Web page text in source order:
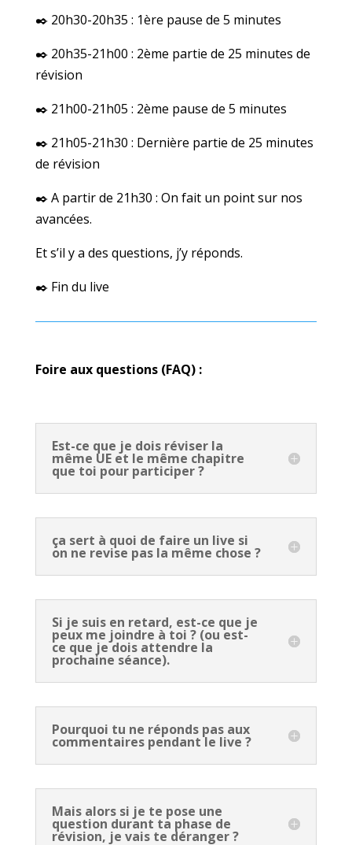
✒️ 20h30-20h35 : 1ère pause de 5 minutes
✒️ 20h35-21h00 : 2ème partie de 25 minutes de
révision
✒️ 21h00-21h05 : 2ème pause de 5 minutes
✒️ 21h05-21h30 : Dernière partie de 25 minutes
de révision
✒️ A partir de 21h30 : On fait un point sur nos
avancées.
Et s’il y a des questions, j’y réponds.
✒️ Fin du live
Foire aux questions (FAQ) :
Est-ce que je dois réviser la
même UE et le même chapitre
que toi pour participer ?
ça sert à quoi de faire un live si
on ne revise pas la même chose ?
Si je suis en retard, est-ce que je
peux me joindre à toi ? (ou est-
ce que je dois attendre la
prochaine séance).
Pourquoi tu ne réponds pas aux
commentaires pendant le live ?
Mais alors si je te pose une
question durant ta phase de
révision, je vais te déranger ?